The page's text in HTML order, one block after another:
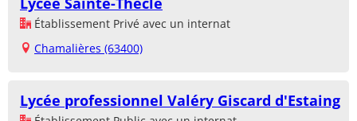
Établissement Privé avec un internat
Chamalières (63400)
Lycée professionnel Valéry Giscard d'Estaing